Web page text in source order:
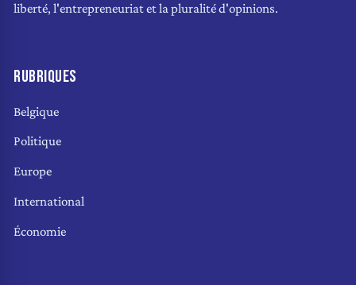
liberté, l'entrepreneuriat et la pluralité d'opinions.
RUBRIQUES
Belgique
Politique
Europe
International
Économie